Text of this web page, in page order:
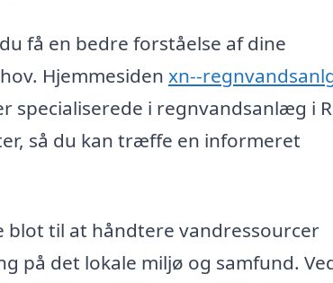
få en bedre forståelse af dine
Hjemmesiden xn--
i regnvandsanlæg i
så du kan træffe en informeret
til at håndtere vandressourcer
på det lokale miljø og samfund.